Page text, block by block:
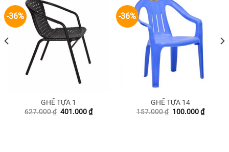
-36%
GHẾ TỰA 1
627.000₫ Giá
401.000₫Giá
hiện
-36%
GHẾ TỰA 14
157.000₫ Giá
100.000₫Giá
hiện